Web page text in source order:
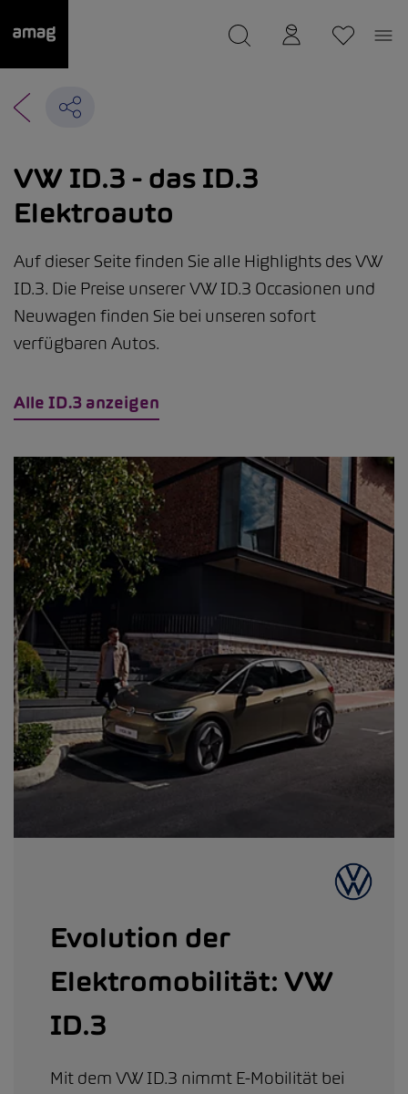
wurde als Ihre Garage gespeichert.
VW ID.3 - das ID.3
Elektroauto
Alle ID.3 anzeigen
Auf dieser Seite finden Sie alle Highlights des VW
ID.3. Die Preise unserer VW ID.3 Occasionen und
Neuwagen finden Sie bei unseren sofort
verfügbaren Autos.
Evolution der
Elektromobilität: VW
ID.3
Mit dem VW ID.3 nimmt E-Mobilität bei